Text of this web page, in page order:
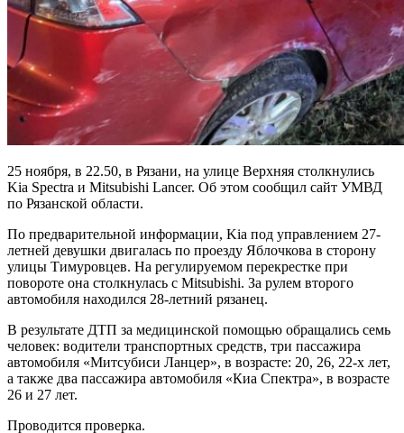
25 ноября, в 22.50, в Рязани, на улице Верхняя столкнулись
Kia Spectra и Mitsubishi Lancer. Об этом сообщил сайт УМВД
по Рязанской области.
По предварительной информации, Kia под управлением 27-
летней девушки двигалась по проезду Яблочкова в сторону
улицы Тимуровцев. На регулируемом перекрестке при
повороте она столкнулась с Mitsubishi. За рулем второго
автомобиля находился 28-летний рязанец.
В результате ДТП за медицинской помощью обращались семь
человек: водители транспортных средств, три пассажира
автомобиля «Митсубиси Ланцер», в возрасте: 20, 26, 22-х лет,
а также два пассажира автомобиля «Киа Спектра», в возрасте
26 и 27 лет.
Проводится проверка.